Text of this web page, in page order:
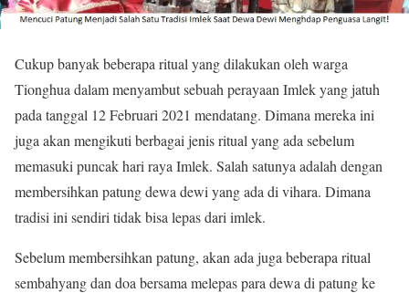
Cukup banyak beberapa ritual yang dilakukan oleh warga
Tionghua dalam menyambut sebuah perayaan Imlek yang jatuh
pada tanggal 12 Februari 2021 mendatang. Dimana mereka ini
juga akan mengikuti berbagai jenis ritual yang ada sebelum
memasuki puncak hari raya Imlek. Salah satunya adalah dengan
membersihkan patung dewa dewi yang ada di vihara. Dimana
tradisi ini sendiri tidak bisa lepas dari imlek.
Sebelum membersihkan patung, akan ada juga beberapa ritual
sembahyang dan doa bersama melepas para dewa di patung ke